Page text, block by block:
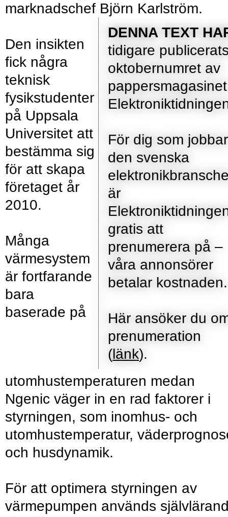
marknadschef Björn Karlström.
DENNA TEXT
tidigare
oktobernumret av
pappersmagasinet
För dig som
den svenska
är
gratis att
prenumerera på –
våra annonsörer
betalar kostnaden.
Här ansöker du
prenumeration
(länk).
Den insikten
fick några
teknisk
fysikstudenter
på Uppsala
Universitet att
bestämma sig
för att skapa
företaget år
2010.
Många
värmesystem
är fortfarande
bara
baserade på
utomhustemperaturen medan
Ngenic väger in en rad faktorer i
styrningen, som inomhus- och
utomhustemperatur,
och husdynamik.
För att optimera styrningen av
värmepumpen används